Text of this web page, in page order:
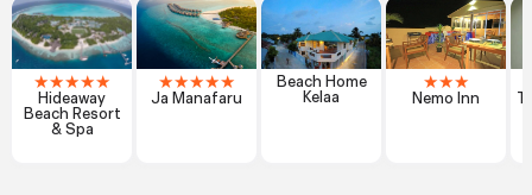
★★★★★
Hideaway
Beach Resort
& Spa
★★★★★
Ja Manafaru
Beach Home
Kelaa
★★★
Nemo Inn